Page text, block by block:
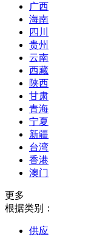
广西
海南
四川
贵州
云南
西藏
陕西
甘肃
青海
宁夏
新疆
台湾
香港
澳门
更多
根据类别：
供应